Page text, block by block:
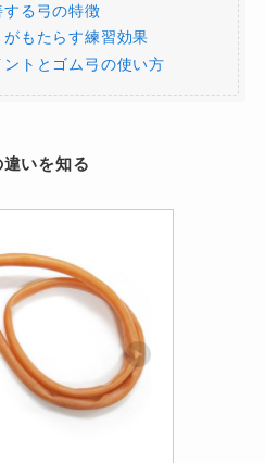
る弓の特徴
もたらす練習効果
トとゴム弓の使い方
いを知る